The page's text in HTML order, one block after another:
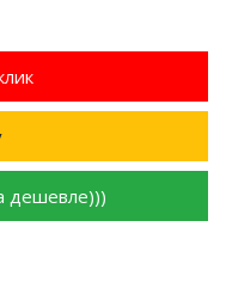
дешевле)))